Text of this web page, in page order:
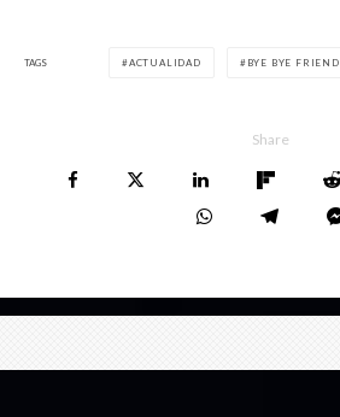
TAGS ACTUALIDAD BYE BYE FRIEND
Share